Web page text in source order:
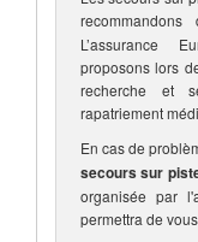
L’assurance
proposons lors
recherche et
rapatriement
En cas de
secours sur
organisée par
permettra de